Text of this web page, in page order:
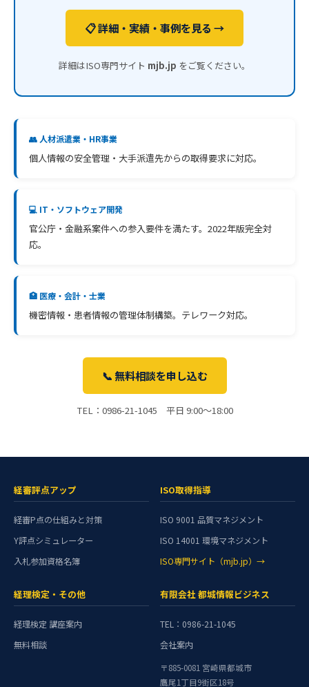
📋 詳細・実績・事例を見る →
詳細はISO専門サイト mjb.jp をご覧ください。
👥 人材派遣業・HR事業
個人情報の安全管理・大手派遣先からの取得要求に対応。
💻 IT・ソフトウェア開発
官公庁・金融系案件への参入要件を満たす。2022年版完全対
応。
🏥 医療・会計・士業
機密情報・患者情報の管理体制構築。テレワーク対応。
📞 無料相談を申し込む
TEL：0986-21-1045 平日 9:00〜18:00
経審評点アップ
経審P点の仕組みと対策
Y評点シミュレーター
入札参加資格名簿
ISO取得指導
ISO 9001 品質マネジメント
ISO 14001 環境マネジメント
ISO専門サイト（mjb.jp）→
経理検定・その他
経理検定 講座案内
無料相談
有限会社 都城情報ビジネス
TEL：0986-21-1045
会社案内
〒885-0081 宮崎県都城市
鷹尾1丁目9街区18号